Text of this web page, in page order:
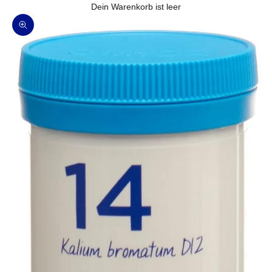
Dein Warenkorb ist leer
Bild vergrößern